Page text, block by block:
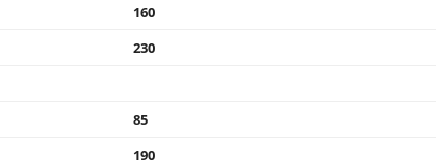
160
230
85
190